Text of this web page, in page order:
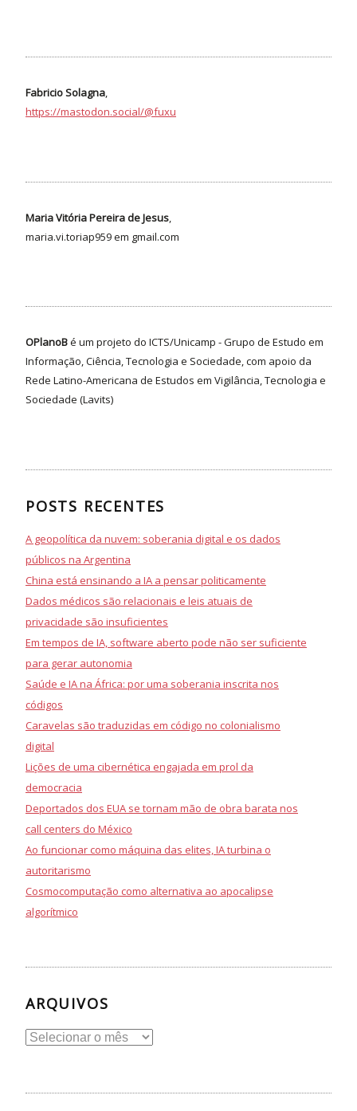
Fabricio Solagna,
https://mastodon.social/@fuxu
Maria Vitória Pereira de Jesus,
maria.vi.toriap959 em gmail.com
OPlanoBé um projeto do ICTS/Unicamp - Grupo de Estudo em
Informação, Ciência, Tecnologia e Sociedade, com apoio da
Rede Latino-Americana de Estudos em Vigilância, Tecnologia e
Sociedade (Lavits)
POSTS RECENTES
A geopolítica da nuvem: soberania digital e os dados
públicos na Argentina
China está ensinando a IA a pensar politicamente
Dados médicos são relacionais e leis atuais de
privacidade são insuficientes
Em tempos de IA, software aberto pode não ser suficiente
para gerar autonomia
Saúde e IA na África: por uma soberania inscrita nos
códigos
Caravelas são traduzidas em código no colonialismo
digital
Lições de uma cibernética engajada em prol da
democracia
Deportados dos EUA se tornam mão de obra barata nos
call centers do México
Ao funcionar como máquina das elites, IA turbina o
autoritarismo
Cosmocomputação como alternativa ao apocalipse
algorítmico
ARQUIVOS
Arquivos